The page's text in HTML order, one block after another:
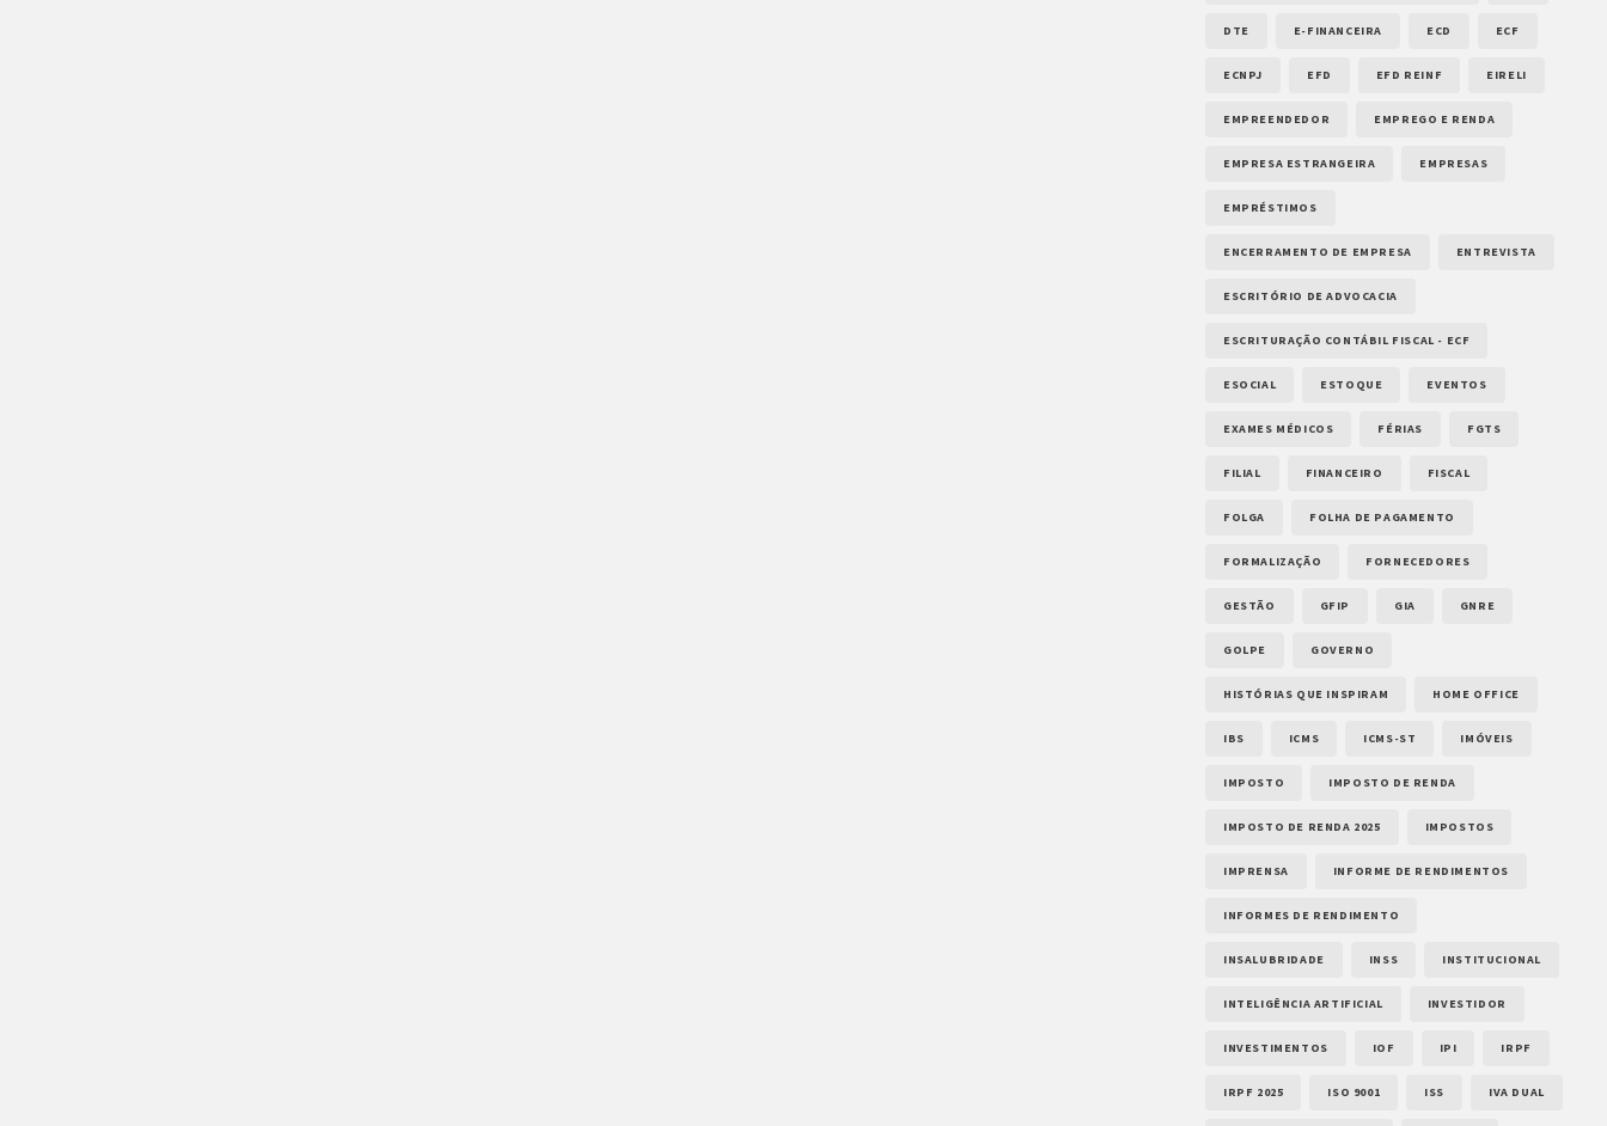
DTE E-FINANCEIRA ECD ECF
ECNPJ EFD EFD REINF EIRELI
EMPREENDEDOR EMPREGO E RENDA
EMPRESA ESTRANGEIRA EMPRESAS
EMPRÉSTIMOS
ENCERRAMENTO DE EMPRESA ENTREVISTA
ESCRITÓRIO DE ADVOCACIA
ESCRITURAÇÃO CONTÁBIL FISCAL - ECF
ESOCIAL ESTOQUE EVENTOS
EXAMES MÉDICOS FÉRIAS FGTS
FILIAL FINANCEIRO FISCAL
FOLGA FOLHA DE PAGAMENTO
FORMALIZAÇÃO FORNECEDORES
GESTÃO GFIP GIA GNRE
GOLPE GOVERNO
HISTÓRIAS QUE INSPIRAM HOME OFFICE
IBS ICMS ICMS-ST IMÓVEIS
IMPOSTO IMPOSTO DE RENDA
IMPOSTO DE RENDA 2025 IMPOSTOS
IMPRENSA INFORME DE RENDIMENTOS
INFORMES DE RENDIMENTO
INSALUBRIDADE INSS INSTITUCIONAL
INTELIGÊNCIA ARTIFICIAL INVESTIDOR
INVESTIMENTOS IOF IPI IRPF
IRPF 2025 ISO 9001 ISS IVA DUAL